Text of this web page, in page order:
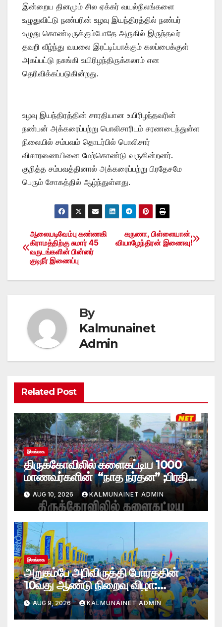
இன்றைய தினமும் சில ஏக்கர் வயல்நிலங்களை
உழுதுவிட்டு நண்பரின் உழவு இயந்திரத்தில் நண்பர்
உழுது கொண்டிருக்கும்போதே அருகில் இருந்தவர்
தவறி வீழ்ந்து வயலை இரட்டிப்பாக்கும் கலப்பைக்குள்
அகப்பட்டு நசுங்கி உயிரிழந்திருக்கலாம் என
தெரிவிக்கப்படுகின்றது.
உழவு இயந்திரத்தின் சாரதியான உயிரிழந்தவரின்
நண்பன் அக்கரைப்பற்று பொலிசாரிடம் சரணடைந்துள்ள
நிலையில் சம்பவம் தொடர்பில் பொலிசார்
விசாரணையினை மேற்கொண்டு வருகின்றனர்.
குறித்த சம்பவத்தினால் அக்கரைப்பற்று பிரதேசமே
பெரும் சோகத்தில் ஆழ்ந்துள்ளது.
Post
navigation
கருணா, பிள்ளையான்,
வியாழேந்திரன் இணைவு!
ஆலையடிவேம்பு கண்ணகி
கிராமத்திற்கு சுமார் 45
வருடங்களின் பின்னர்
குடிநீர் இணைப்பு
By
Kalmunainet
Admin
Related Post
இலங்கை
திருக்கோவிலில் களைகட்டிய 1000
மாணவர்களின் “நாத நர்தன” ;பிரதி
போலீஸ் மாஅதிபரும் பங்கேற்பு
AUG 10, 2026 KALMUNAINET ADMIN
இலங்கை
அறுகம்பே அபிவிருத்தி போரத்தின்
10வது ஆண்டு நிறைவு விழா:
அறுகம்பே அரை மரதன் ஓட்டத்தில்
இலங்கை சிவராஜன் முதலிடம்!
AUG 9, 2026 KALMUNAINET ADMIN